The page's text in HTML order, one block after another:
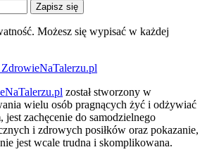
Zapisz się
Możesz się wypisać w każdej
ZdrowieNaTalerzu.pl
został stworzony w
wielu osób pragnących żyć i odżywiać
jest zachęcenie do samodzielnego
i zdrowych posiłków oraz pokazanie,
jest wcale trudna i skomplikowana.